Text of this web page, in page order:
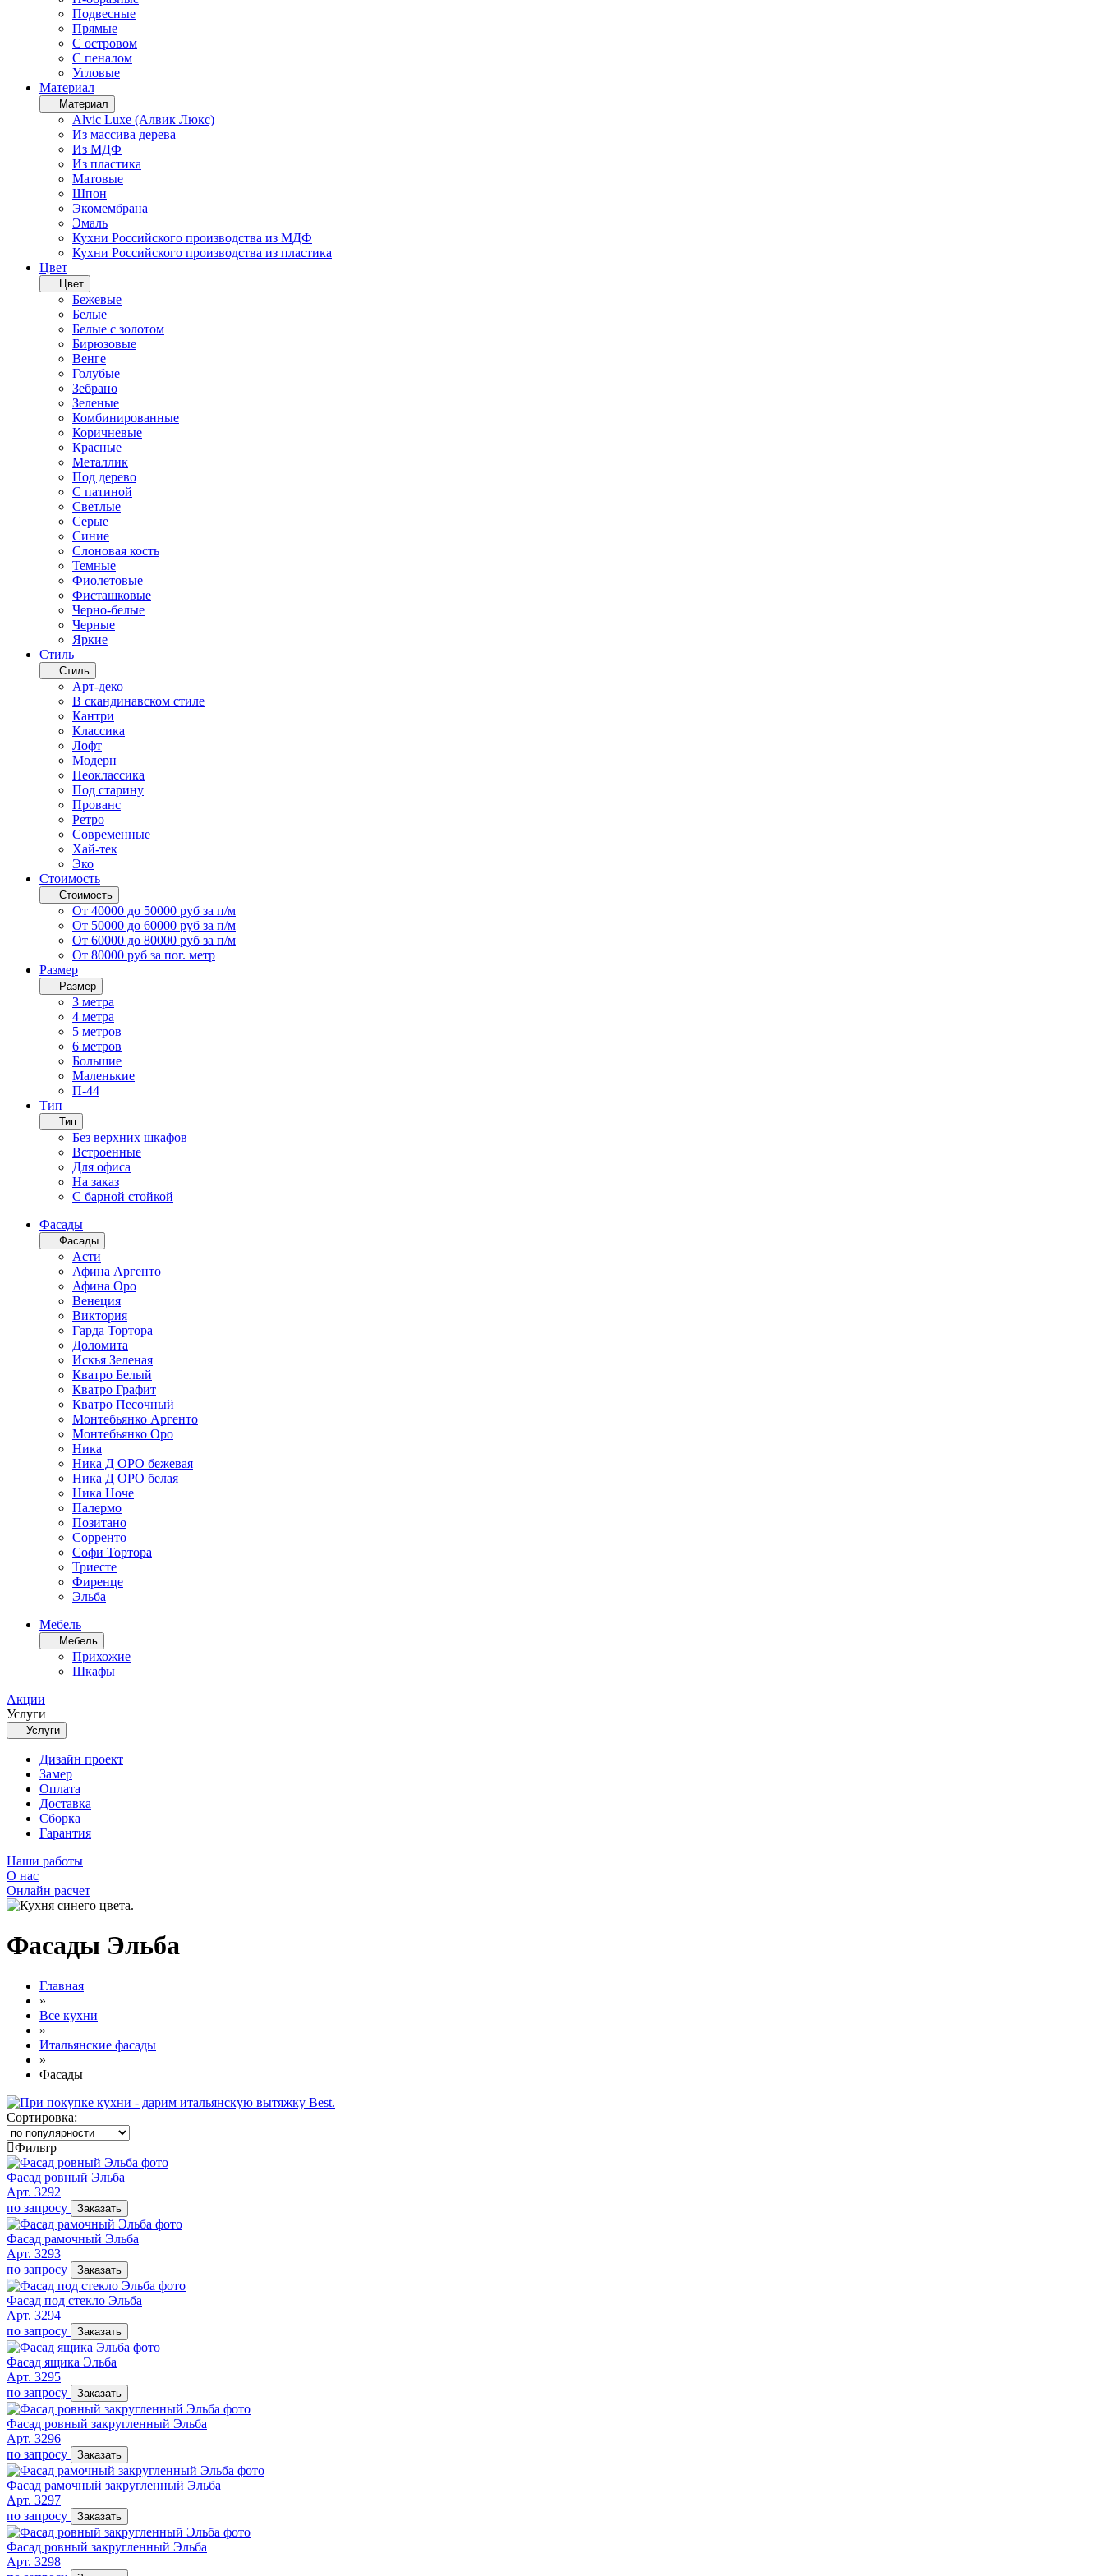
Подвесные
Прямые
С островом
С пеналом
Угловые
Материал
Материал
Alvic Luxe (Алвик Люкс)
Из массива дерева
Из МДФ
Из пластика
Матовые
Шпон
Экомембрана
Эмаль
Кухни Российского производства из МДФ
Кухни Российского производства из пластика
Цвет
Цвет
Бежевые
Белые
Белые с золотом
Бирюзовые
Венге
Голубые
Зебрано
Зеленые
Комбинированные
Коричневые
Красные
Металлик
Под дерево
С патиной
Светлые
Серые
Синие
Слоновая кость
Темные
Фиолетовые
Фисташковые
Черно-белые
Черные
Яркие
Стиль
Стиль
Арт-деко
В скандинавском стиле
Кантри
Классика
Лофт
Модерн
Неоклассика
Под старину
Прованс
Ретро
Современные
Хай-тек
Эко
Стоимость
Стоимость
От 40000 до 50000 руб за п/м
От 50000 до 60000 руб за п/м
От 60000 до 80000 руб за п/м
От 80000 руб за пог. метр
Размер
Размер
3 метра
4 метра
5 метров
6 метров
Большие
Маленькие
П-44
Тип
Тип
Без верхних шкафов
Встроенные
Для офиса
На заказ
С барной стойкой
Фасады
Фасады
Асти
Афина Аргенто
Афина Оро
Венеция
Виктория
Гарда Тортора
Доломита
Искья Зеленая
Кватро Белый
Кватро Графит
Кватро Песочный
Монтебьянко Аргенто
Монтебьянко Оро
Ника
Ника Д ОРО бежевая
Ника Д ОРО белая
Ника Ноче
Палермо
Позитано
Сорренто
Софи Тортора
Триесте
Фиренце
Эльба
Мебель
Мебель
Прихожие
Шкафы
Акции
Услуги
Услуги
Дизайн проект
Замер
Оплата
Доставка
Сборка
Гарантия
Наши работы
О нас
Онлайн расчет
Фасады Эльба
Главная
»
Все кухни
»
Итальянские фасады
»
Фасады
Сортировка:
Фильтр
Фасад ровный Эльба
Арт. 3292
по запросу
Заказать
Фасад рамочный Эльба
Арт. 3293
по запросу
Заказать
Фасад под стекло Эльба
Арт. 3294
по запросу
Заказать
Фасад ящика Эльба
Арт. 3295
по запросу
Заказать
Фасад ровный закругленный Эльба
Арт. 3296
по запросу
Заказать
Фасад рамочный закругленный Эльба
Арт. 3297
по запросу
Заказать
Фасад ровный закругленный Эльба
Арт. 3298